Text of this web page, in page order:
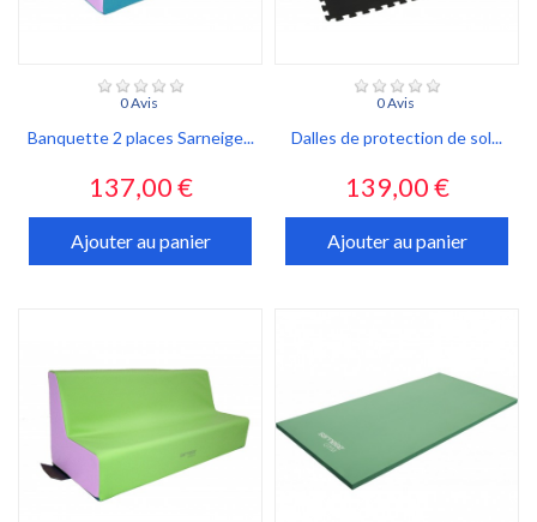
0 Avis
Banquette 2 places Sarneige...
Prix
137,00 €
Ajouter au panier
0 Avis
Dalles de protection de sol...
Prix
139,00 €
Ajouter au panier